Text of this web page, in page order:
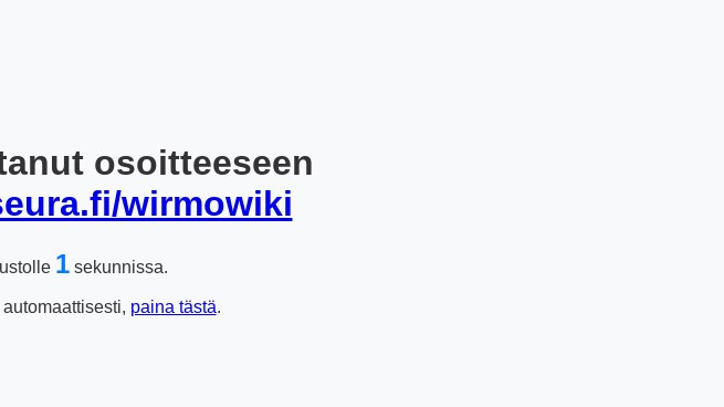
osoitteeseen
wirmowiki
1sekunnissa.
paina tästä.